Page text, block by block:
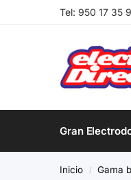
Tel: 950 17 35
Gran
Inicio / Gama